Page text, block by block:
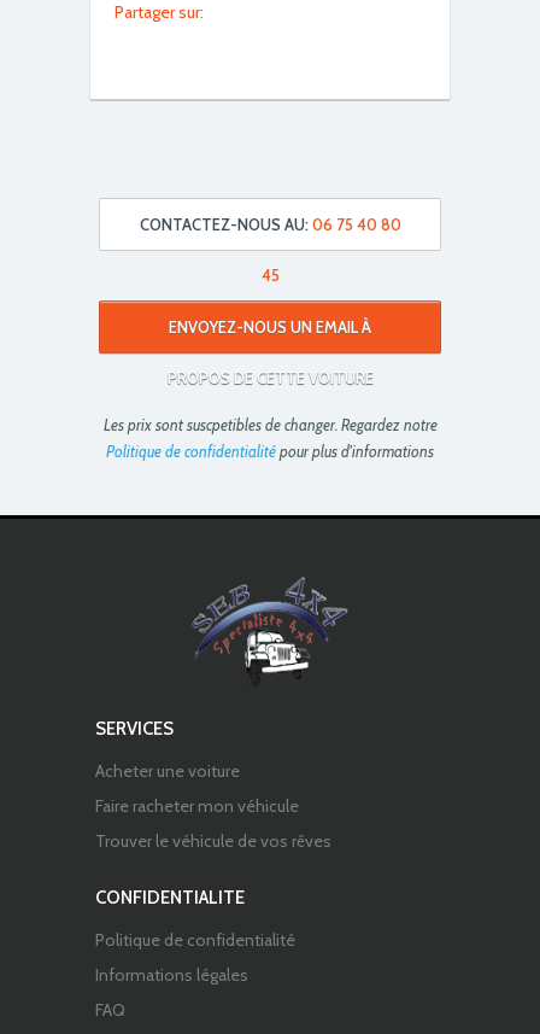
Partager sur:
CONTACTEZ-NOUS AU:06 75 40 80
45
ENVOYEZ-NOUS UN EMAIL À
PROPOS DE CETTE VOITURE
Les prix sont suscpetibles de changer. Regardez notre
Politique de confidentialitépour plus d'informations
SERVICES
Acheter une voiture
Faire racheter mon véhicule
Trouver le véhicule de vos rêves
CONFIDENTIALITE
Politique de confidentialité
Informations légales
FAQ